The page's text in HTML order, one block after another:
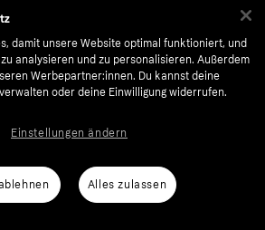
(publ). Sveavägen 46, 111 34 Stockholm. Organization
CookiesKlarna.com
damit unsere Website optimal funktioniert, und
analysieren und zu personalisieren. Außerdem
Werbepartner:innen. Du kannst deine
oder deine Einwilligung widerrufen.
Alles zulassen
Einstellungen ändern